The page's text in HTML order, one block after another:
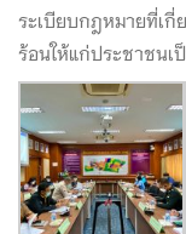
ระเบียบกฎหมายที่เกี่
ร้อนให้แก่ประชาชนเ